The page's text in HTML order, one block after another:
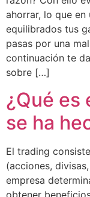
ahorrar, lo que
equilibrados tus
pasas por una
continuación te
sobre […]
¿Qué es
se ha
El trading
(acciones,
empresa
obtener